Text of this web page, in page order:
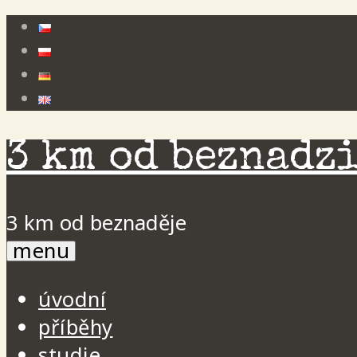
Skip
to
content
3 km od
3 km od beznaděje
menu
úvodní
příběhy